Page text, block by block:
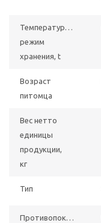
Температурный
режим
хранения, t
Возраст
питомца
Вес нетто
единицы
продукции,
кг
Тип
Противопоказания